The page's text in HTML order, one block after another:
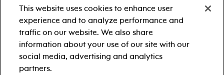
escolar
residencias en escuelas
desarrollo profesional
recursos para docentes
comuníquese con el
equipo educativo
This website uses cookies to enhance user
experience and to analyze performance and
traffic on our website. We also share
information about your use of our site with our
social media, advertising and analytics
partners.